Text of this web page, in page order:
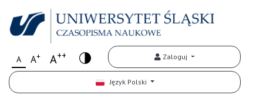
A A+ A++ Zaloguj
Język Polski